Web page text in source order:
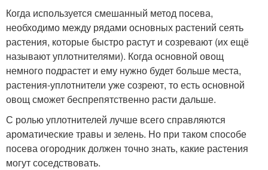
Когда используется смешанный метод посева,
необходимо между рядами основных растений сеять
растения, которые быстро растут и созревают (их ещё
называют уплотнителями). Когда основной овощ
немного подрастет и ему нужно будет больше места,
растения-уплотнители уже созреют, то есть основной
овощ сможет беспрепятственно расти дальше.
С ролью уплотнителей лучше всего справляются
ароматические травы и зелень. Но при таком способе
посева огородник должен точно знать, какие растения
могут соседствовать.